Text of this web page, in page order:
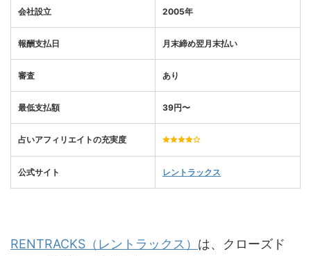
会社設立 2005年
報酬支払日 月末締め翌月末払い
審査 あり
最低支払額 39円〜
占いアフィリエイトの充実度
公式サイト レントラックス
RENTRACKS（レントラックス） は、クローズド